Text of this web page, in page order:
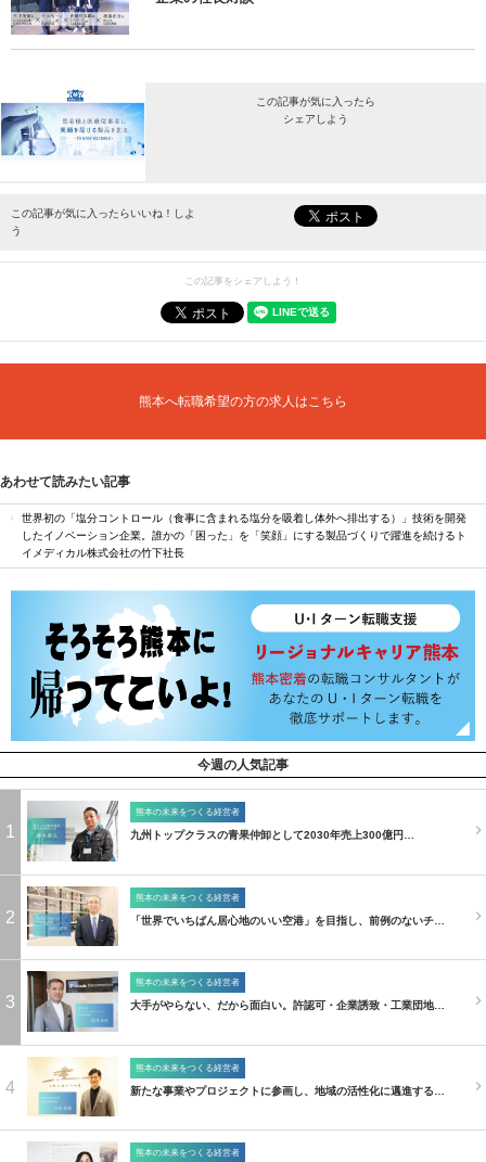
この記事が気に入ったら
シェアしよう
最新情報をお届けします。
この記事が気に入ったらいいね！しよ
う
この記事をシェアしよう！
熊本へ転職希望の方の求人はこちら
あわせて読みたい記事
世界初の「塩分コントロール（食事に含まれる塩分を吸着し体外へ排出する）」技術を開発
したイノベーション企業。誰かの「困った」を「笑顔」にする製品づくりで躍進を続けるト
イメディカル株式会社の竹下社長
今週の人気記事
1
熊本の未来をつくる経営者
九州トップクラスの青果仲卸として2030年売上300億円…
2
熊本の未来をつくる経営者
「世界でいちばん居心地のいい空港」を目指し、前例のないチ…
3
熊本の未来をつくる経営者
大手がやらない、だから面白い。許認可・企業誘致・工業団地…
4
熊本の未来をつくる経営者
新たな事業やプロジェクトに参画し、地域の活性化に邁進する…
熊本の未来をつくる経営者